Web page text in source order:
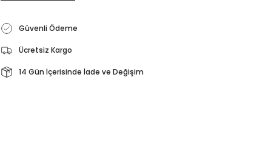
Güvenli Ödeme
Ücretsiz Kargo
14 Gün İçerisinde İade ve Değişim